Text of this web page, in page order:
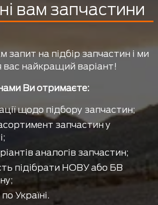
вам запчастини
запит на підбір запчастин і ми
вас найкращий варіант!
Ви отримаєте:
щодо підбору запчастин;
запчастин у
аналогів запчастин;
підібрати НОВУ або БВ
Україні.